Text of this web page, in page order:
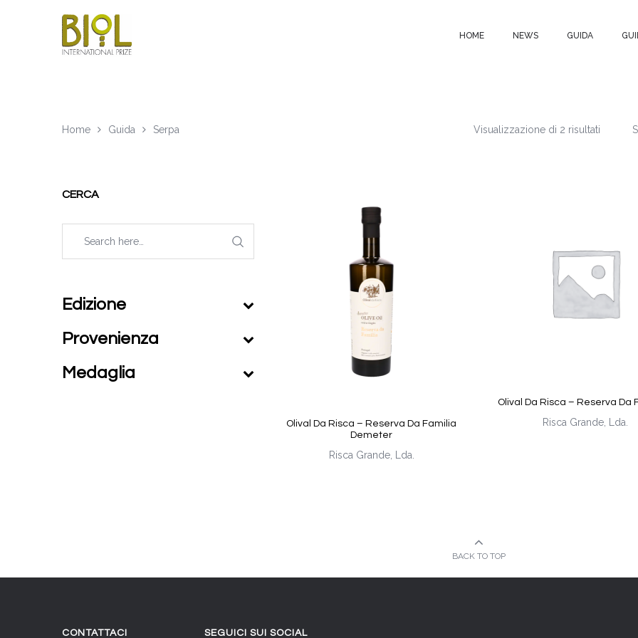
HOME NEWS GUIDA
Home Guida Serpa Visualizzazione di 2 risultati
Olival Da Risca – Reserva Da Familia
Demeter
Risca Grande, Lda.
Olival Da Risca – Reserva Da
Risca Grande, Lda.
CERCA
Edizione
Provenienza
Medaglia
BACK TO TOP
CONTATTACI SEGUICI SUI SOCIAL